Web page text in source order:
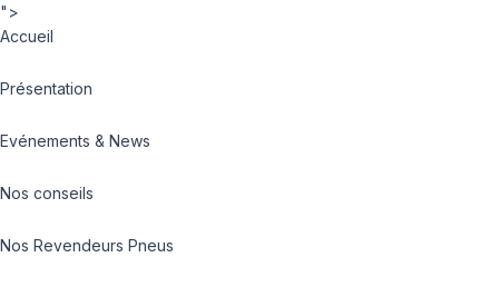
">
Accueil
Présentation
Evénements & News
Nos conseils
Nos Revendeurs Pneus